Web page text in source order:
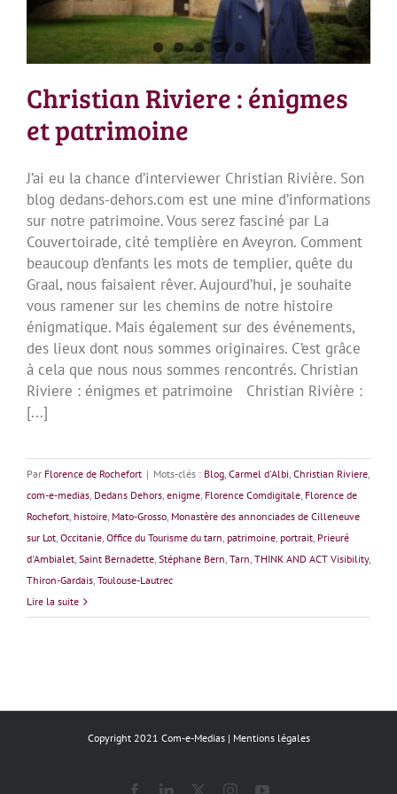
Christian Riviere : énigmes
et patrimoine
J’ai eu la chance d’interviewer Christian Rivière. Son
blog dedans-dehors.com est une mine d’informations
sur notre patrimoine. Vous serez fasciné par La
Couvertoirade, cité templière en Aveyron. Comment
beaucoup d’enfants les mots de templier, quête du
Graal, nous faisaient rêver. Aujourd’hui, je souhaite
vous ramener sur les chemins de notre histoire
énigmatique. Mais également sur des événements,
des lieux dont nous sommes originaires. C’est grâce
à cela que nous nous sommes rencontrés. Christian
Riviere : énigmes et patrimoine Christian Rivière :
[...]
Par Florence de Rochefort | Mots-clés : Blog, Carmel d'Albi, Christian Riviere,
com-e-medias, Dedans Dehors, enigme, Florence Comdigitale, Florence de
Rochefort, histoire, Mato-Grosso, Monastère des annonciades de Cilleneuve
sur Lot, Occitanie, Office du Tourisme du tarn, patrimoine, portrait, Prieuré
d'Ambialet, Saint Bernadette, Stéphane Bern, Tarn, THINK AND ACT Visibility,
Thiron-Gardais, Toulouse-Lautrec
Lire la suite
Copyright 2021 Com-e-Medias | Mentions légales
FacebookLinkedIn InstagramYouTube